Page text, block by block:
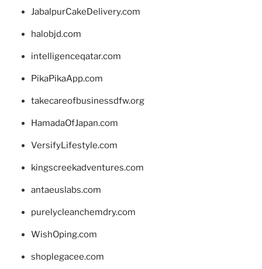
JabalpurCakeDelivery.com
halobjd.com
intelligenceqatar.com
PikaPikaApp.com
takecareofbusinessdfw.org
HamadaOfJapan.com
VersifyLifestyle.com
kingscreekadventures.com
antaeuslabs.com
purelycleanchemdry.com
WishOping.com
shoplegacee.com